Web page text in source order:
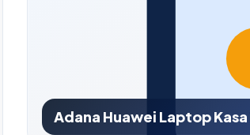
Adana Huawei Laptop